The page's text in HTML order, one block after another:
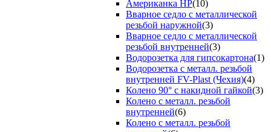
Американка НР(10)
Вварное седло с металлической
резьбой наружной(3)
Вварное седло с металлической
резьбой внутренней(3)
Водорозетка для гипсокартона(1)
Водорозетка с металл. резьбой
внутренней FV-Plast (Чехия)(4)
Колено 90° с накидной гайкой(3)
Колено с металл. резьбой
внутренней(6)
Колено с металл. резьбой